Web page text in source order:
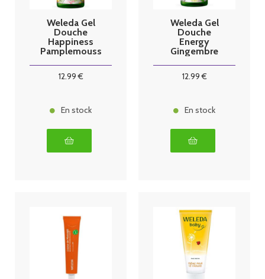
Weleda Gel
Douche
Happiness
Pamplemouss
12.99€
En stock
Weleda Gel
Douche
Energy
Gingembre
12.99€
En stock